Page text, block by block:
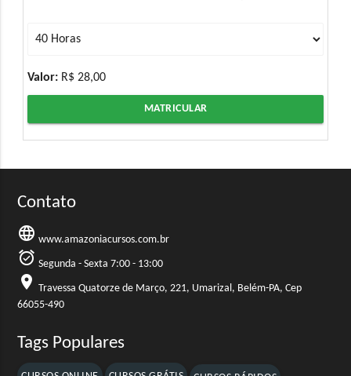
Valor: R$ 28,00
MATRICULAR
Contato
language www.amazoniacursos.com.br
alarm_on Segunda - Sexta 7:00 - 13:00
location_on Travessa Quatorze de Março, 221, Umarizal, Belém-PA, Cep
66055-490
Tags Populares